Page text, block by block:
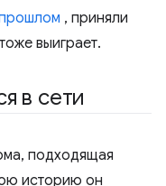
, приняли
выиграет.
в сети
подходящая
историю он